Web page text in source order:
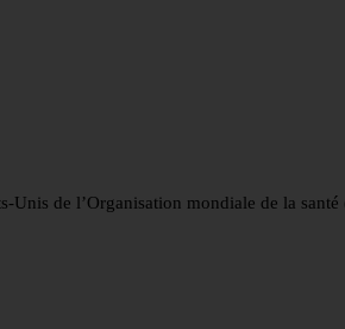
de l’Organisation mondiale de la santé